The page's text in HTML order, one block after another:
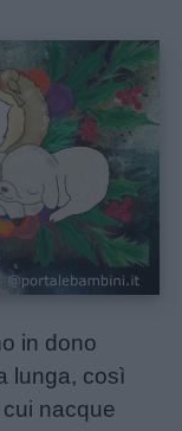
in dono
lunga, così
nacque